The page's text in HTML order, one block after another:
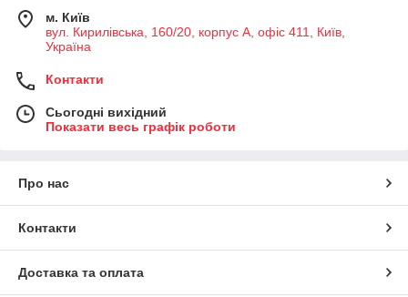
м. Київ
вул. Кирилівська, 160/20, корпус А, офіс 411, Київ,
Україна
Контакти
Сьогодні вихідний
Показати весь графік роботи
Про нас
Контакти
Доставка та оплата